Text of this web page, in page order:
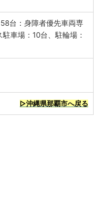
台：身障者優先車両専
車場：10台、駐輪場：
▷沖縄県那覇市へ戻る